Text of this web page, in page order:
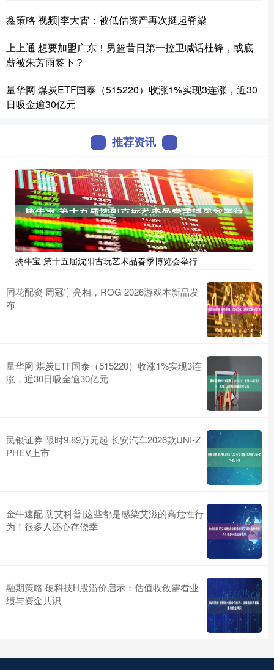
鑫策略 视频|李大霄：被低估资产再次挺起脊梁
上上通 想要加盟广东！男篮昔日第一控卫喊话杜锋，或底
薪被朱芳雨签下？
量华网 煤炭ETF国泰（515220）收涨1%实现3连涨，近30
日吸金逾30亿元
推荐资讯
擒牛宝 第十五届沈阳古玩艺术品春季博览会举行
同花配资 周冠宇亮相，ROG 2026游戏本新品发
布
量华网 煤炭ETF国泰（515220）收涨1%实现3连
涨，近30日吸金逾30亿元
民银证券 限时9.89万元起 长安汽车2026款UNI-Z
PHEV上市
金牛速配 防艾科普|这些都是感染艾滋的高危性行
为！很多人还心存侥幸
融期策略 硬科技H股溢价启示：估值收敛需看业
绩与资金共识